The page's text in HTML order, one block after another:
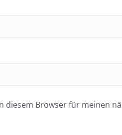
diesem Browser für meinen